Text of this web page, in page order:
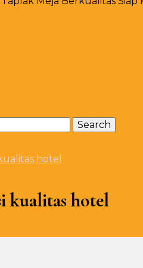
hotel
kualitas hotel